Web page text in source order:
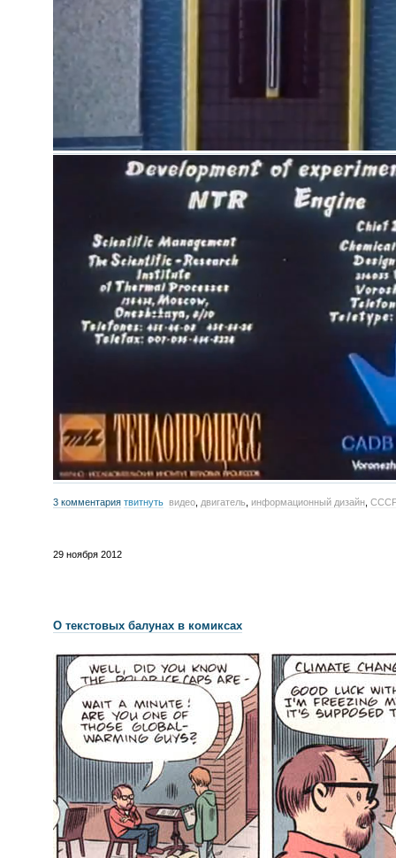
3 комментария твитнуть видео двигатель информационный дизайн СССР
29 ноября 2012
О текстовых балунах в комиксах